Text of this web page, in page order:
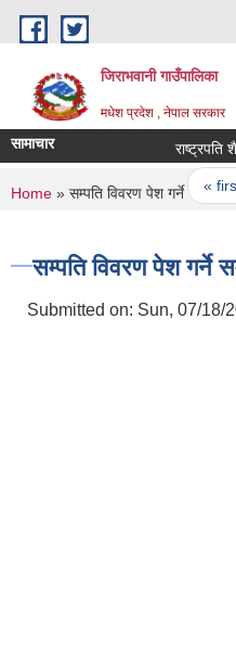
Skip to main content
जिराभवानी गाउँपालिका
मधेश प्रदेश , नेपाल सरकार
सामाचार राष्ट्रपति
« first
You are here
Home » सम्पति विवरण पेश गर्ने सम्वन्धमा
सम्पति विवरण पेश गर्ने
Submitted on: Sun, 07/18/